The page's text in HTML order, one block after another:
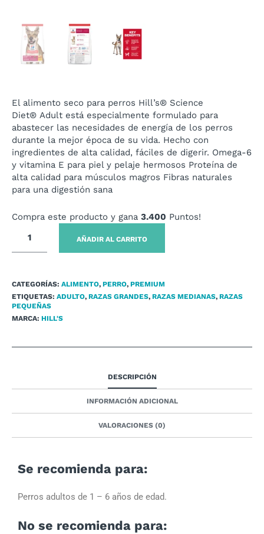
El alimento seco para perros Hill’s® Science
Diet® Adult está especialmente formulado para
abastecer las necesidades de energía de los perros
durante la mejor época de su vida. Hecho con
ingredientes de alta calidad, fáciles de digerir. Omega-6
y vitamina E para piel y pelaje hermosos Proteína de
alta calidad para músculos magros Fibras naturales
para una digestión sana
Compra este producto y gana 3.400 Puntos!
AÑADIR AL CARRITO
CATEGORÍAS: ALIMENTO, PERRO, PREMIUM
ETIQUETAS: ADULTO, RAZAS GRANDES, RAZAS MEDIANAS, RAZAS
PEQUEÑAS
MARCA: HILL'S
DESCRIPCIÓN
INFORMACIÓN ADICIONAL
VALORACIONES (0)
Se recomienda para:
Perros adultos de 1 – 6 años de edad.
No se recomienda para: